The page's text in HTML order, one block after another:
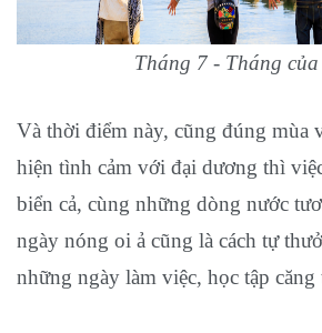
Tháng 7 - Tháng của
Và thời điểm này, cũng đúng mùa
hiện tình cảm với đại dương thì
biển cả, cùng những dòng nước
ngày nóng oi ả cũng là cách tự
những ngày làm việc, học tập căng